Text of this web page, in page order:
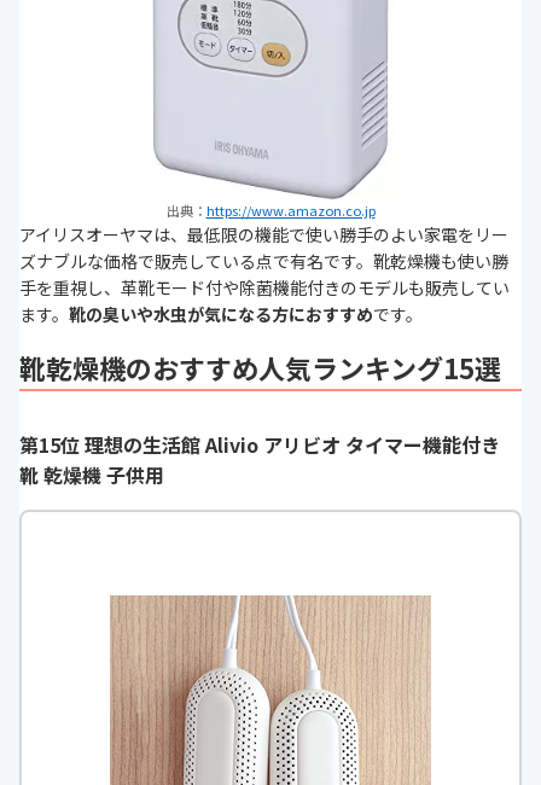
出典： https://www.amazon.co.jp
アイリスオーヤマは、最低限の機能で使い勝手のよい家電をリー
ズナブルな価格で販売している点で有名です。靴乾燥機も使い勝
手を重視し、革靴モード付や除菌機能付きのモデルも販売してい
ます。 靴の臭いや水虫が気になる方におすすめです。
靴乾燥機のおすすめ人気ランキング15選
第15位 理想の生活館 Alivio アリビオ タイマー機能付き
靴 乾燥機 子供用